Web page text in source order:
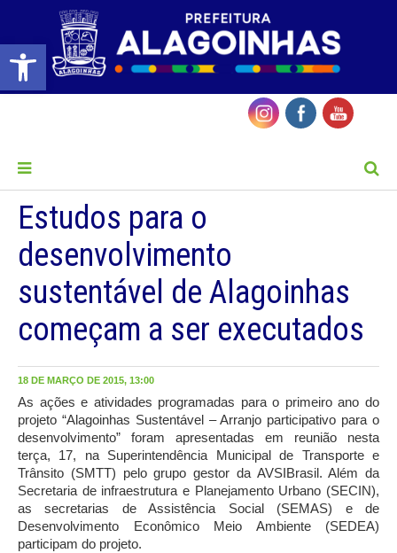
Estudos para o
desenvolvimento
sustentável de Alagoinhas
começam a ser executados
18 DE MARÇO DE 2015, 13:00
As ações e atividades programadas para o primeiro ano do
projeto “Alagoinhas Sustentável – Arranjo participativo para o
desenvolvimento” foram apresentadas em reunião nesta
terça, 17, na Superintendência Municipal de Transporte e
Trânsito (SMTT) pelo grupo gestor da AVSIBrasil. Além da
Secretaria de infraestrutura e Planejamento Urbano (SECIN),
as secretarias de Assistência Social (SEMAS) e de
Desenvolvimento Econômico Meio Ambiente (SEDEA)
participam do projeto.
Barra de Ferramentas Aberta